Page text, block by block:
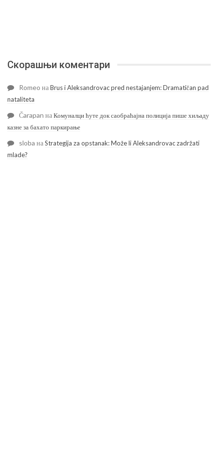
Скорашњи коментари
Romeo наBrus i Aleksandrovac pred nestajanjem: Dramatičan pad
nataliteta
Čarapan наКомуналци ћуте док саобраћајна полиција пише хиљаду
казне за бахато паркирање
sloba наStrategija za opstanak: Može li Aleksandrovac zadržati
mlade?